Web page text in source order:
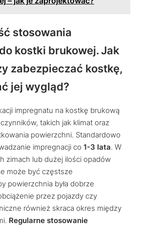
stosowania
kostki brukowej. Jak
zabezpieczać kostkę,
jej wygląd?
impregnatu na kostkę brukową
takich jak klimat oraz
powierzchni. Standardowo
impregnacji co 1-3 lata. W
zimach lub dużej ilości opadów
może być częstsze
powierzchnia była dobrze
przez pojazdy czy
również skraca okres między
Regularne stosowanie